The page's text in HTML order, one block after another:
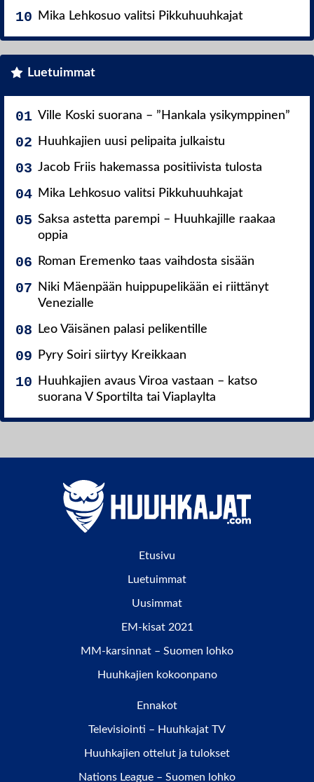
Mika Lehkosuo valitsi Pikkuhuuhkajat
Luetuimmat
Ville Koski suorana – ”Hankala ysikymppinen”
Huuhkajien uusi pelipaita julkaistu
Jacob Friis hakemassa positiivista tulosta
Mika Lehkosuo valitsi Pikkuhuuhkajat
Saksa astetta parempi – Huuhkajille raakaa
oppia
Roman Eremenko taas vaihdosta sisään
Niki Mäenpään huippupelikään ei riittänyt
Venezialle
Leo Väisänen palasi pelikentille
Pyry Soiri siirtyy Kreikkaan
Huuhkajien avaus Viroa vastaan – katso
suorana V Sportilta tai Viaplaylta
Etusivu
Luetuimmat
Uusimmat
EM-kisat 2021
MM-karsinnat – Suomen lohko
Huuhkajien kokoonpano
Ennakot
Televisiointi – Huuhkajat TV
Huuhkajien ottelut ja tulokset
Nations League – Suomen lohko